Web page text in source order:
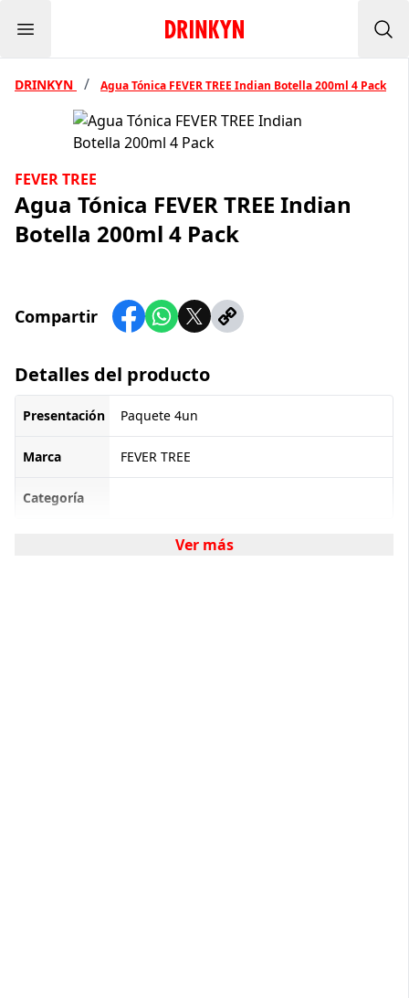
Menu Inicio Drinkyn
DRINKYN / Agua Tónica FEVER TREE Indian Botella 200ml 4 Pack
FEVER TREE
Agua Tónica FEVER TREE Indian
Botella 200ml 4 Pack
Compartir
Detalles del producto
Presentación Paquete 4un
Marca FEVER TREE
Categoría
Ver más